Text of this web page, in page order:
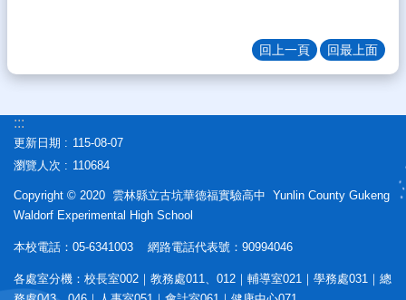
回上一頁 回最上面
:::
更新日期
115-08-07
瀏覽人次
110684
Copyright © 2020 雲林縣立古坑華德福實驗高中 Yunlin County Gukeng
Waldorf Experimental High School
本校電話：05-6341003 網路電話代表號：90994046
各處室分機：校長室002｜教務處011、012｜輔導室021｜學務處031｜總